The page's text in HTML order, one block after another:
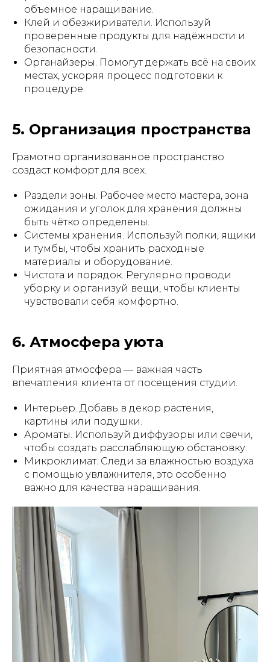
объемное наращивание.
Клей и обезжириватели. Используй
проверенные продукты для надёжности и
безопасности.
Органайзеры. Помогут держать всё на своих
местах, ускоряя процесс подготовки к
процедуре.
5. Организация пространства
Грамотно организованное пространство
создаст комфорт для всех.
Раздели зоны. Рабочее место мастера, зона
ожидания и уголок для хранения должны
быть чётко определены.
Системы хранения. Используй полки, ящики
и тумбы, чтобы хранить расходные
материалы и оборудование.
Чистота и порядок. Регулярно проводи
уборку и организуй вещи, чтобы клиенты
чувствовали себя комфортно.
6. Атмосфера уюта
Приятная атмосфера — важная часть
впечатления клиента от посещения студии.
Интерьер. Добавь в декор растения,
картины или подушки.
Ароматы. Используй диффузоры или свечи,
чтобы создать расслабляющую обстановку.
Микроклимат. Следи за влажностью воздуха
с помощью увлажнителя, это особенно
важно для качества наращивания.